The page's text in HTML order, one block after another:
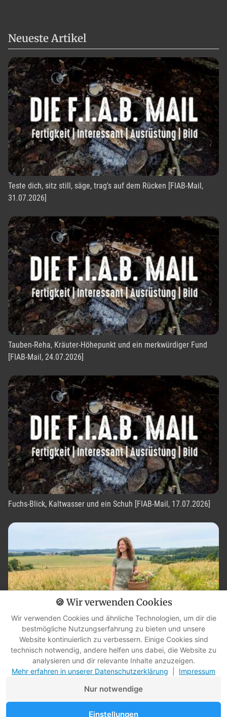
Neueste Artikel
Teste dich, sitz still, säge, trag's auf dem Rücken [FIAB-Mail,
31.07.2026]
Tauben-Reha, Kräuter-Höhepunkt und ein merkwürdiger Fund
[FIAB-Mail, 24.07.2026]
Fuchs-Blick, Kaltwasser und ein Schuh [FIAB-Mail, 17.07.2026]
7 Wildpflanzen & Kräuter im Juli auf ihrem Höhepunkt – und in
drei Wochen ist es vorbei
🍪 Wir verwenden Cookies
Wir verwenden Cookies und ähnliche Technologien, um dir die
bestmögliche Nutzungserfahrung zu bieten und unsere
Website kontinuierlich zu verbessern. Einige Cookies sind
technisch notwendig, andere helfen uns dabei, die Website zu
analysieren und dir relevante Inhalte anzuzeigen.
Mehr erfahren in unserer Datenschutzerklärung
Impressum
Nur notwendige
Einstellungen